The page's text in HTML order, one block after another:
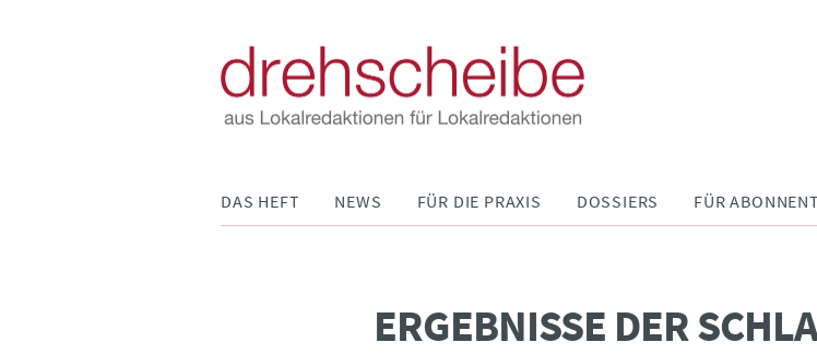
DAS HEFT NEWS FÜR DIE PRAXIS DOSSIERS FÜR
­ERGEBNISSE DER